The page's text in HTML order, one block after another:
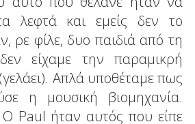
λεφτά και εμείς δεν το
ρε φίλε, δυο παιδιά από τη
είχαμε την παραμικρή
Απλά υποθέταμε πως
η μουσική βιομηχανία.
Paul ήταν αυτός που είπε